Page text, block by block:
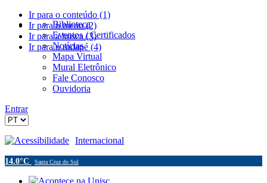
Ir para o conteúdo (1)
Ir para o menu (2)
Ir para a busca (3)
Ir para o rodapé (4)
Biblioteca
Eventos / Certificados
Notícias
Mapa Virtual
Mural Eletrônico
Fale Conosco
Ouvidoria
Entrar
Acessibilidade Internacional
14.0°C Santa Cruz do Sul